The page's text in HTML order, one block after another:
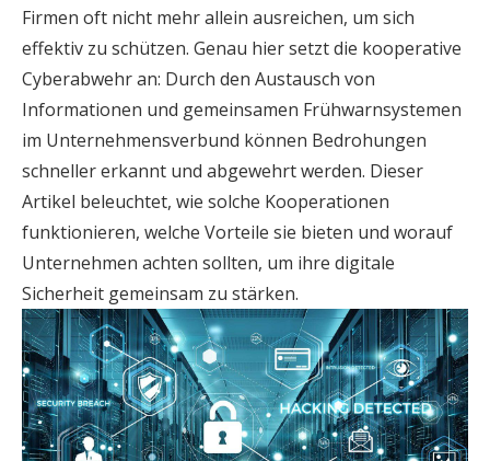
Firmen oft nicht mehr allein ausreichen, um sich
effektiv zu schützen. Genau hier setzt die kooperative
Cyberabwehr an: Durch den Austausch von
Informationen und gemeinsamen Frühwarnsystemen
im Unternehmensverbund können Bedrohungen
schneller erkannt und abgewehrt werden. Dieser
Artikel beleuchtet, wie solche Kooperationen
funktionieren, welche Vorteile sie bieten und worauf
Unternehmen achten sollten, um ihre digitale
Sicherheit gemeinsam zu stärken.